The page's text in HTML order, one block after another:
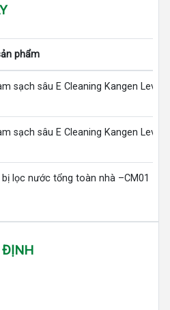
phẩm
sạch sâu E Cleaning Kangen
sạch sâu E Cleaning Kangen
lọc nước tổng toàn nhà –CM01
ĐỊNH